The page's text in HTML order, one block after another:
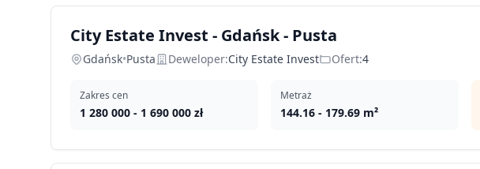
City Estate Invest - Gdańsk - Pusta
Gdańsk•Pusta Deweloper:City Estate Invest Ofert:4
Zakres cen
1 280 000 - 1 690 000 zł
Metraż
144.16 - 179.69 m²